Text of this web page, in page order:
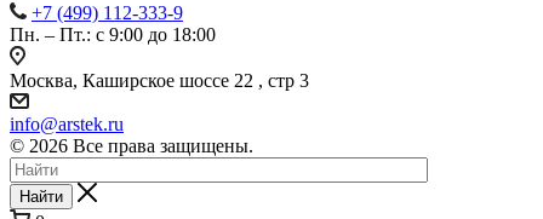
+7 (499) 112-333-9
Пн. – Пт.: с 9:00 до 18:00
Москва, Каширское шоссе 22 , стр 3
info@arstek.ru
© 2026 Все права защищены.
Найти